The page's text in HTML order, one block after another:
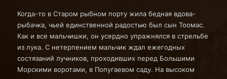
Когда-то в Старом рыбном порту жила бедная вдова-
рыбачка, чьей единственной радостью был сын Тоомас.
Как и все мальчишки, он усердно упражнялся в стрельбе
из лука. С нетерпением мальчик ждал ежегодных
состязаний лучников, проходивших перед Большими
Морскими воротами, в Попугаевом саду. На высоком